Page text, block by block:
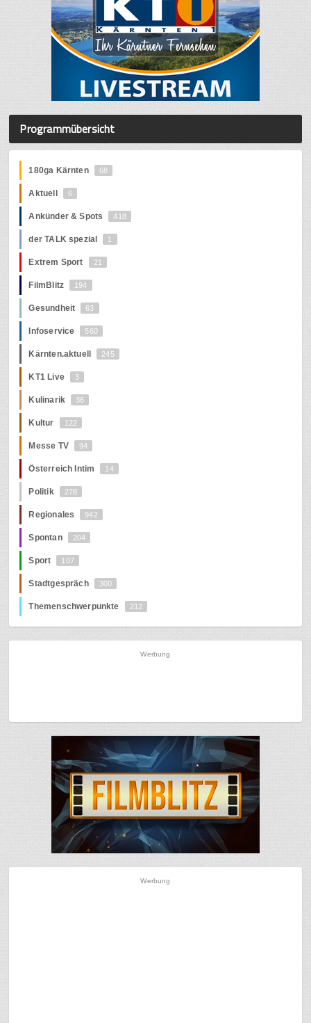
Programmübersicht
180ga Kärnten 68
Aktuell 6
Ankünder & Spots 418
der TALK spezial 1
Extrem Sport 21
FilmBlitz 194
Gesundheit 63
Infoservice 560
Kärnten.aktuell 245
KT1 Live 3
Kulinarik 36
Kultur 122
Messe TV 94
Österreich Intim 14
Politik 278
Regionales 942
Spontan 204
Sport 107
Stadtgespräch 300
Themenschwerpunkte 212
Werbung
Werbung